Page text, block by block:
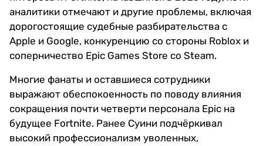
аналитики отмечают и другие проблемы, включая
дорогостоящие судебные разбирательства с
Apple и Google, конкуренцию со стороны Roblox и
соперничество Epic Games Store со Steam.
Многие фанаты и оставшиеся сотрудники
выражают обеспокоенность по поводу влияния
сокращения почти четверти персонала Epic на
будущее Fortnite. Ранее Суини подчёркивал
высокий профессионализм уволенных,